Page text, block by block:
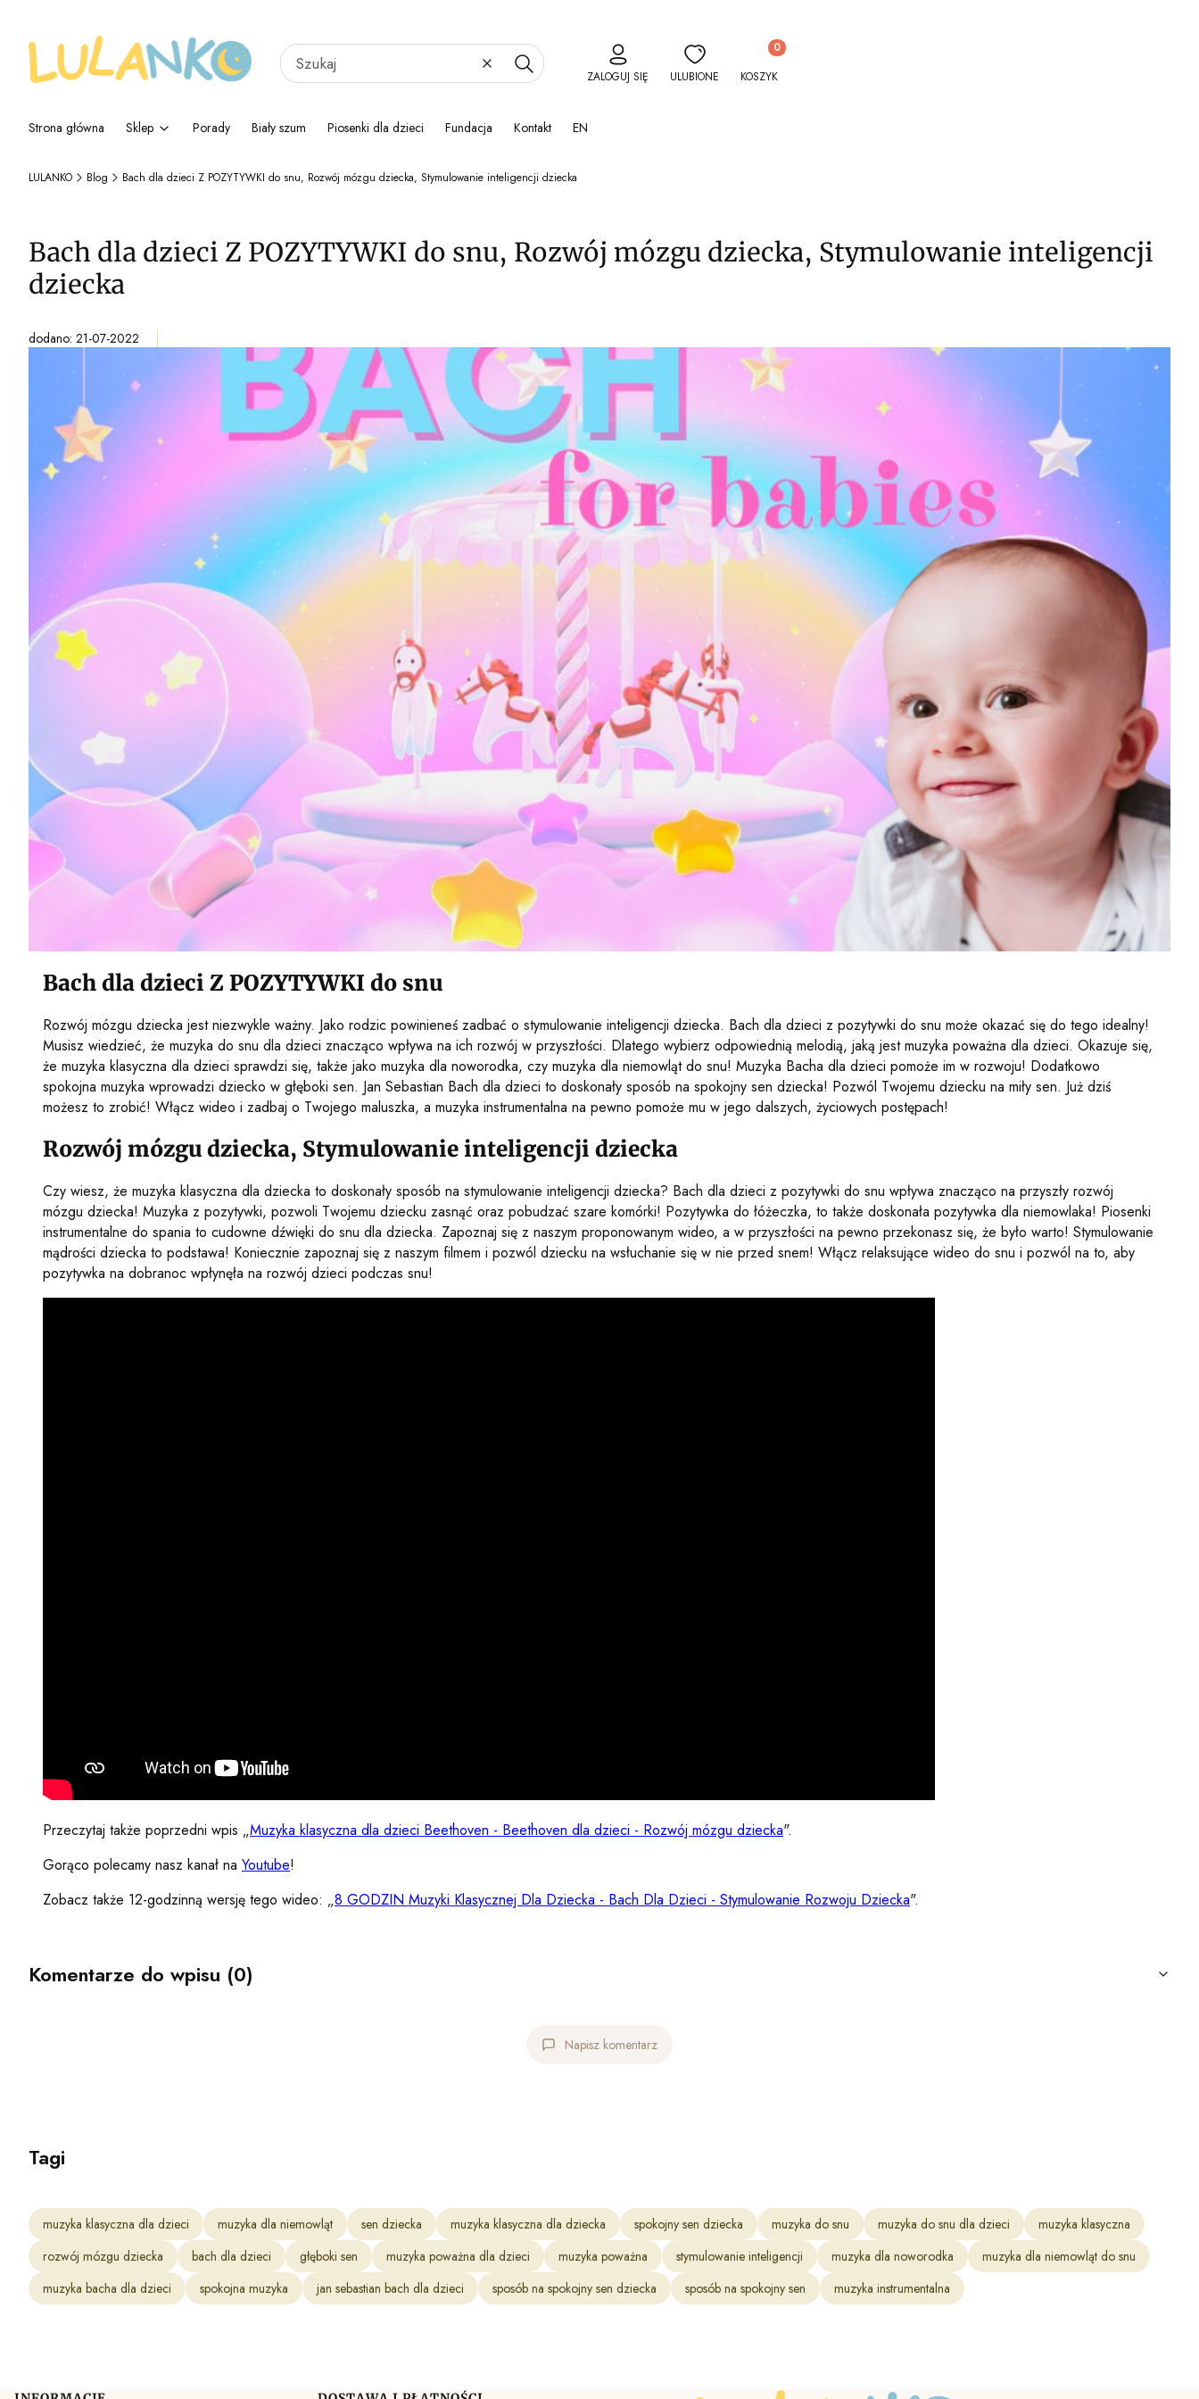
WyczyśćSzukaj ZALOGUJ SIĘ ULUBIONE
Produkty w koszyku: 0. Zobacz szczegóły
KOSZYK
Strona główna Sklep Porady Biały szum Piosenki dla dzieci Fundacja Kontakt EN
LULANKO Blog Bach dla dzieci Z POZYTYWKI do snu, Rozwój mózgu dziecka, Stymulowanie inteligencji dziecka
Bach dla dzieci Z POZYTYWKI do snu, Rozwój mózgu dziecka, Stymulowanie inteligencji
dziecka
dodano: 21-07-2022
Bach dla dzieci Z POZYTYWKI do snu
Rozwój mózgu dziecka jest niezwykle ważny. Jako rodzic powinieneś zadbać o stymulowanie inteligencji dziecka. Bach dla dzieci z pozytywki do snu może okazać się do tego idealny!
Musisz wiedzieć, że muzyka do snu dla dzieci znacząco wpływa na ich rozwój w przyszłości. Dlatego wybierz odpowiednią melodią, jaką jest muzyka poważna dla dzieci. Okazuje się,
że muzyka klasyczna dla dzieci sprawdzi się, także jako muzyka dla noworodka, czy muzyka dla niemowląt do snu! Muzyka Bacha dla dzieci pomoże im w rozwoju! Dodatkowo
spokojna muzyka wprowadzi dziecko w głęboki sen. Jan Sebastian Bach dla dzieci to doskonały sposób na spokojny sen dziecka! Pozwól Twojemu dziecku na miły sen. Już dziś
możesz to zrobić! Włącz wideo i zadbaj o Twojego maluszka, a muzyka instrumentalna na pewno pomoże mu w jego dalszych, życiowych postępach!
Rozwój mózgu dziecka, Stymulowanie inteligencji dziecka
Czy wiesz, że muzyka klasyczna dla dziecka to doskonały sposób na stymulowanie inteligencji dziecka? Bach dla dzieci z pozytywki do snu wpływa znacząco na przyszły rozwój
mózgu dziecka! Muzyka z pozytywki, pozwoli Twojemu dziecku zasnąć oraz pobudzać szare komórki! Pozytywka do łóżeczka, to także doskonała pozytywka dla niemowlaka! Piosenki
instrumentalne do spania to cudowne dźwięki do snu dla dziecka. Zapoznaj się z naszym proponowanym wideo, a w przyszłości na pewno przekonasz się, że było warto! Stymulowanie
mądrości dziecka to podstawa! Koniecznie zapoznaj się z naszym filmem i pozwól dziecku na wsłuchanie się w nie przed snem! Włącz relaksujące wideo do snu i pozwól na to, aby
pozytywka na dobranoc wpłynęła na rozwój dzieci podczas snu!
Przeczytaj także poprzedni wpis „Muzyka klasyczna dla dzieci Beethoven - Beethoven dla dzieci - Rozwój mózgu dziecka".
Gorąco polecamy nasz kanał na Youtube!
Zobacz także 12-godzinną wersję tego wideo: „8 GODZIN Muzyki Klasycznej Dla Dziecka - Bach Dla Dzieci - Stymulowanie Rozwoju Dziecka".
Komentarze do wpisu (0)
Napisz komentarz
Tagi
muzyka klasyczna dla dzieci muzyka dla niemowląt sen dziecka muzyka klasyczna dla dziecka spokojny sen dziecka muzyka do snu muzyka do snu dla dzieci
muzyka klasyczna
rozwój mózgu dziecka
bach dla dzieci głęboki sen muzyka poważna dla dzieci muzyka poważna stymulowanie inteligencji muzyka dla noworodka
muzyka dla niemowląt do snu
muzyka bacha dla dzieci
spokojna muzyka jan sebastian bach dla dzieci sposób na spokojny sen dziecka sposób na spokojny sen muzyka instrumentalna